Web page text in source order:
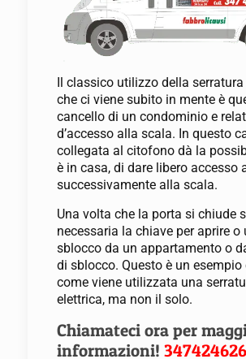
Il classico utilizzo della
che ci viene subito in mente è
cancello di un condominio e
d’accesso alla scala. In questo
collegata al citofono dà la
è in casa, di dare libero accesso
successivamente alla scala.
Una volta che la porta si chiude
necessaria la chiave per aprire o
sblocco da un appartamento o
di sblocco. Questo è un
come viene utilizzata una
elettrica, ma non il solo.
Chiamateci ora per
informazioni!